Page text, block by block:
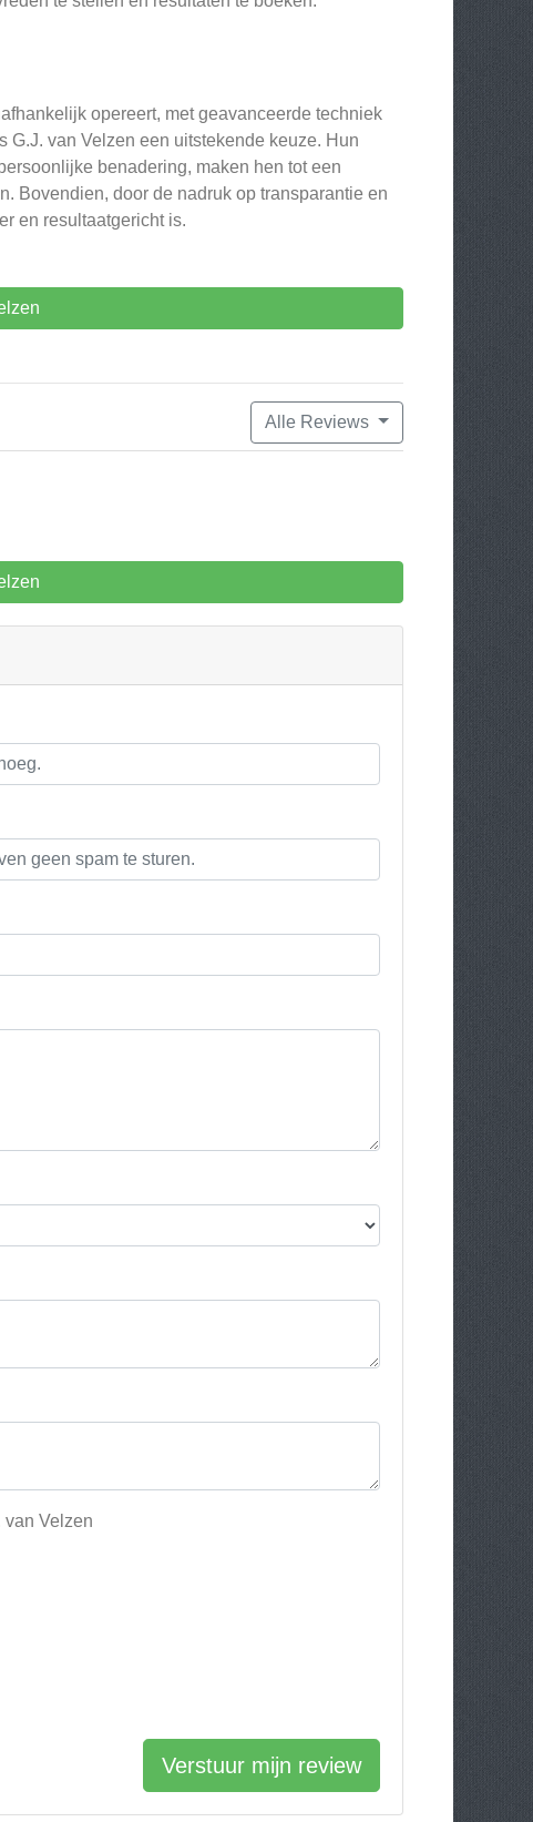
opereert, met geavanceerde techniek
van Velzen een uitstekende keuze. Hun
benadering, maken hen tot een
Bovendien, door de nadruk op transparantie en
en resultaatgericht is.
Alle Reviews
van Velzen
Verstuur mijn review